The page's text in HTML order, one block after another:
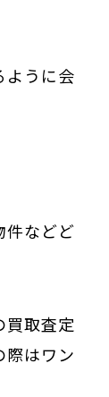
ように会
件などど
買取査定
際はワン